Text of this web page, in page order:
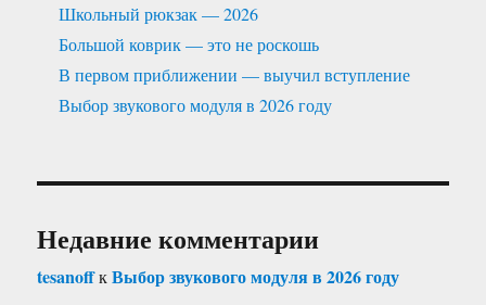
Школьный рюкзак — 2026
Большой коврик — это не роскошь
В первом приближении — выучил вступление
Выбор звукового модуля в 2026 году
Недавние комментарии
tesanoffкВыбор звукового модуля в 2026 году